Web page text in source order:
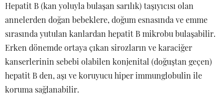
Hepatit B (kan yoluyla bulaşan sarılık) taşıyıcısı olan
annelerden doğan bebeklere, doğum esnasında ve emme
sırasında yutulan kanlardan hepatit B mikrobu bulaşabilir.
Erken dönemde ortaya çıkan sirozların ve karaciğer
kanserlerinin sebebi olabilen konjenital (doğuştan geçen)
hepatit B den, aşı ve koruyucu hiper immunglobulin ile
koruma sağlanabilir.